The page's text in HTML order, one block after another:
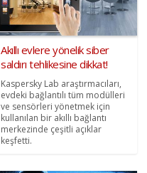
Akıllı evlere yönelik siber
saldırı tehlikesine dikkat!
Kaspersky Lab araştırmacıları,
evdeki bağlantılı tüm modülleri
ve sensörleri yönetmek için
kullanılan bir akıllı bağlantı
merkezinde çeşitli açıklar
keşfetti.